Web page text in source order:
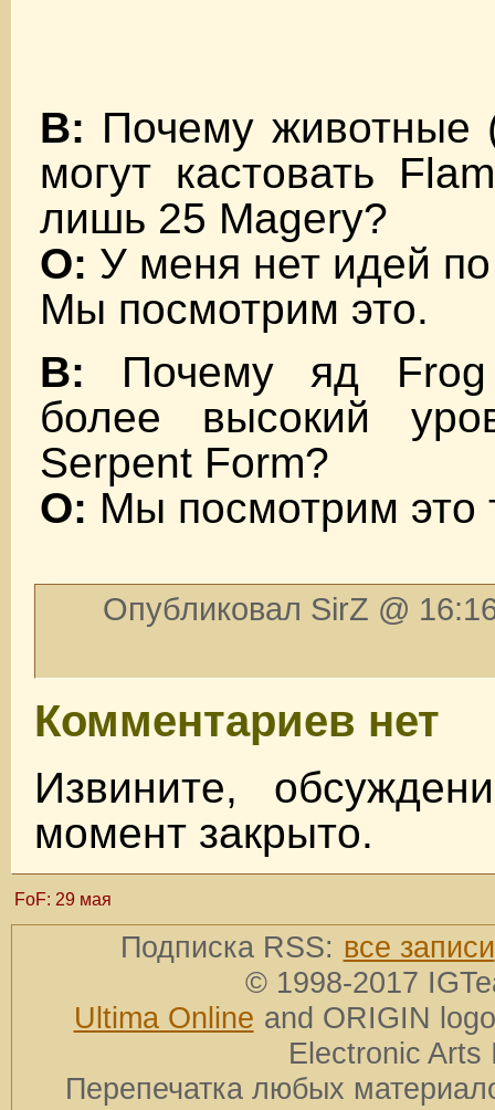
В: Почему животные
могут кастовать
лишь 25 Magery?
О: У меня нет идей
Мы посмотрим это.
В: Почему яд
более высокий
Serpent Form?
О: Мы посмотрим это
Опубликовал SirZ @
Комментариев нет
Извините,
момент закрыто.
FoF: 29 мая
Подписка RSS: все записи
© 1998-2017
Ultima Online and ORIGIN
Electronic Arts
Перепечатка любых